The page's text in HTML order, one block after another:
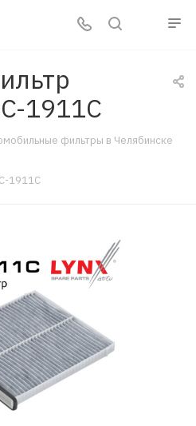
1911C
фильтры в Челябинске
1911C